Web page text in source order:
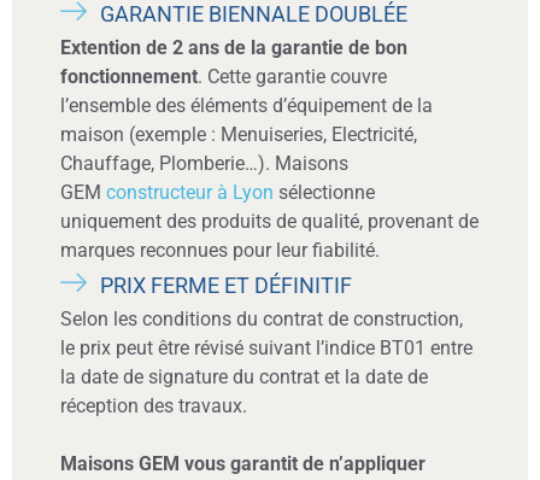
GARANTIE BIENNALE DOUBLÉE
Extention de 2 ans de la garantie de bon
fonctionnement. Cette garantie couvre
l’ensemble des éléments d’équipement de la
maison (exemple : Menuiseries, Electricité,
Chauffage, Plomberie…). Maisons
GEM constructeur à Lyon sélectionne
uniquement des produits de qualité, provenant de
marques reconnues pour leur fiabilité.
PRIX FERME ET DÉFINITIF
Selon les conditions du contrat de construction,
le prix peut être révisé suivant l’indice BT01 entre
la date de signature du contrat et la date de
réception des travaux.
Maisons GEM vous garantit de n’appliquer